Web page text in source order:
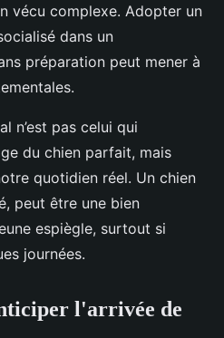
vécu complexe. Adopter un
dans un
préparation peut mener à
n’est pas celui qui
du chien parfait, mais
quotidien réel. Un chien
peut être une bien
espiègle, surtout si
journées.
l'arrivée de